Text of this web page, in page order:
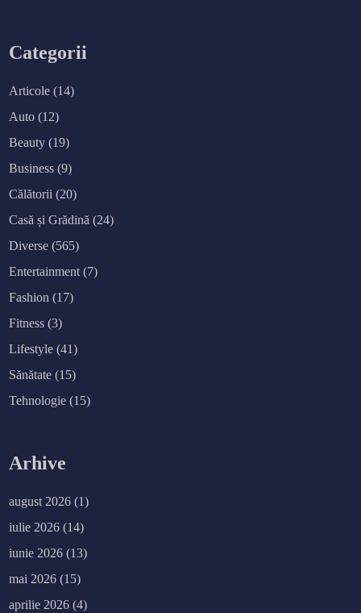
Categorii
Articole (14)
Auto (12)
Beauty (19)
Business (9)
Călătorii (20)
Casă și Grădină (24)
Diverse (565)
Entertainment (7)
Fashion (17)
Fitness (3)
Lifestyle (41)
Sănătate (15)
Tehnologie (15)
Arhive
august 2026 (1)
iulie 2026 (14)
iunie 2026 (13)
mai 2026 (15)
aprilie 2026 (4)